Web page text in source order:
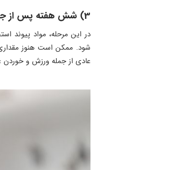
3) شش هفته پس از جراحی؛ یکپارچه شدن پیوند استخوان با استخوان فک
در این مرحله، مواد پیوند
شود. ممکن است هنوز مقداری
عادی از جمله ورزش و خوردن